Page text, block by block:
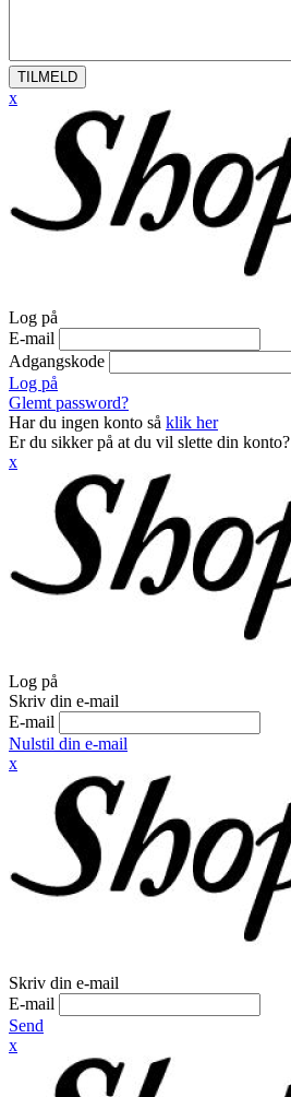
TILMELD
x
Log på
E-mail
Adgangskode
Log på
Glemt password?
Har du ingen konto så klik her
Er du sikker på at du vil slette din konto?
x
Log på
Skriv din e-mail
E-mail
Nulstil din e-mail
x
Skriv din e-mail
E-mail
Send
x